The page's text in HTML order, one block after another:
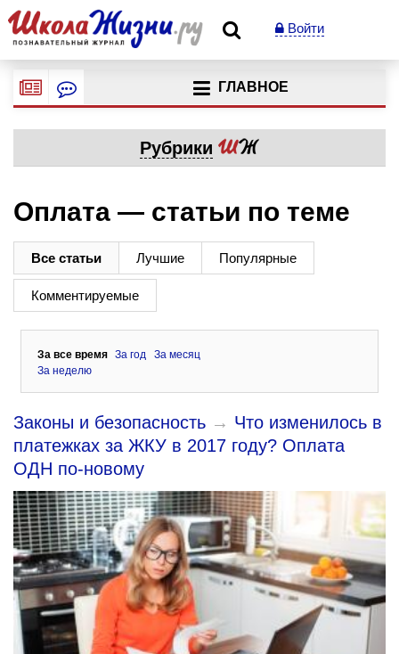
Войти
ГЛАВНОЕ
Рубрики
Оплата — статьи по теме
Все статьи Лучшие Популярные
Комментируемые
За все время За год
За месяц
За неделю
Законы и безопасность → Что изменилось в
платежках за ЖКУ в 2017 году? Оплата
ОДН по-новому